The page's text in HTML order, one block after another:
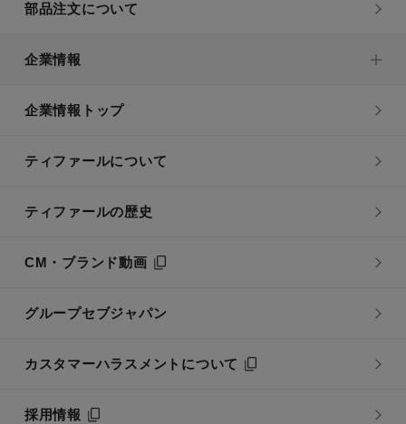
部品注文について
企業情報
企業情報トップ
ティファールについて
ティファールの歴史
CM・ブランド動画
グループセブジャパン
カスタマーハラスメントについて
採用情報